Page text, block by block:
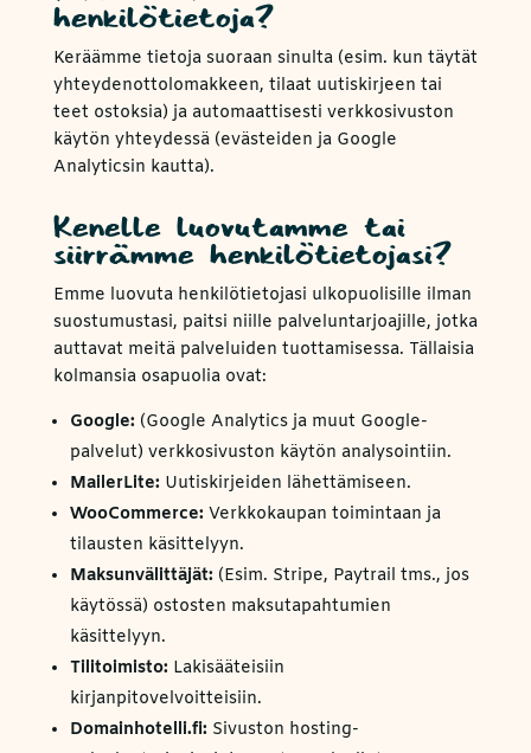
henkilötietoja?
Keräämme tietoja suoraan sinulta (esim. kun täytät
yhteydenottolomakkeen, tilaat uutiskirjeen tai
teet ostoksia) ja automaattisesti verkkosivuston
käytön yhteydessä (evästeiden ja Google
Analyticsin kautta).
Kenelle luovutamme tai
siirrämme henkilötietojasi?
Emme luovuta henkilötietojasi ulkopuolisille ilman
suostumustasi, paitsi niille palveluntarjoajille, jotka
auttavat meitä palveluiden tuottamisessa. Tällaisia
kolmansia osapuolia ovat:
Google: (Google Analytics ja muut Google-
palvelut) verkkosivuston käytön analysointiin.
MailerLite: Uutiskirjeiden lähettämiseen.
WooCommerce: Verkkokaupan toimintaan ja
tilausten käsittelyyn.
Maksunvälittäjät: (Esim. Stripe, Paytrail tms., jos
käytössä) ostosten maksutapahtumien
käsittelyyn.
Tilitoimisto: Lakisääteisiin
kirjanpitovelvoitteisiin.
Domainhotelli.fi: Sivuston hosting-